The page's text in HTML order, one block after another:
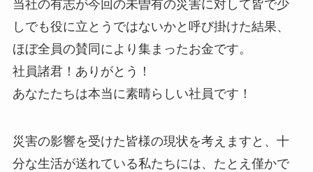
当社の有志が今回の未曽有の災害に対して皆で少
しでも役に立とうではないかと呼び掛けた結果、
ほぼ全員の賛同により集まったお金です。
社員諸君！ありがとう！
あなたたちは本当に素晴らしい社員です！
災害の影響を受けた皆様の現状を考えますと、十
分な生活が送れている私たちには、たとえ僅かで